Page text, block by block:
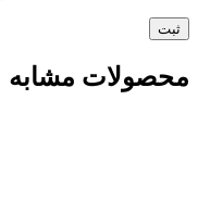
محصولات مشابه